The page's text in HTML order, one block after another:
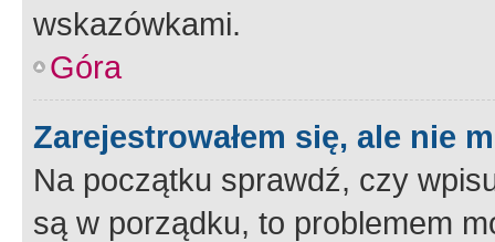
wskazówkami.
Góra
Zarejestrowałem się, ale nie
Na początku sprawdź, czy
są w porządku, to problemem